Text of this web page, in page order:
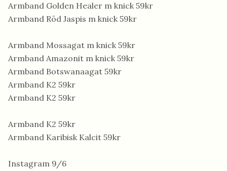
Armband Golden Healer m knick 59kr
Armband Röd Jaspis m knick 59kr
Armband Mossagat m knick 59kr
Armband Amazonit m knick 59kr
Armband Botswanaagat 59kr
Armband K2 59kr
Armband K2 59kr
Armband K2 59kr
Armband Karibisk Kalcit 59kr
Instagram 9/6